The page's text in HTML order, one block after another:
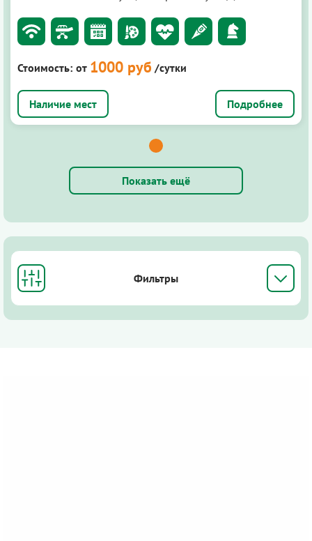
Стоимость: от 1000 руб /сутки
Подробнее
Показать ещё
Фильтры